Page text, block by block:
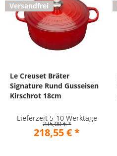
Versandfrei
Le Creuset Bräter
Signature Rund Gusseisen
Kirschrot 18cm
Lieferzeit 5-10 Werktage
235,00 € *
218,55 € *